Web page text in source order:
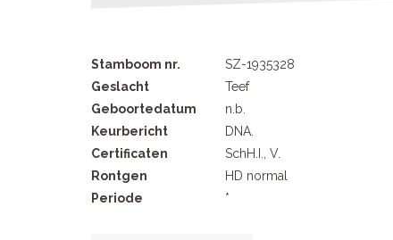
Stamboom nr.
SZ-1935328
Geslacht
Teef
Geboortedatum
n.b.
Keurbericht
DNA.
Certificaten
SchH.I., V.
Rontgen
HD normal
Periode
*